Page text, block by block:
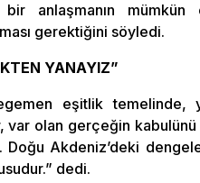
mümkün
gerektiğini söyledi.
YANAYIZ”
egemen eşitlik
var olan gerçeğin
Doğu Akdeniz’deki
dedi.